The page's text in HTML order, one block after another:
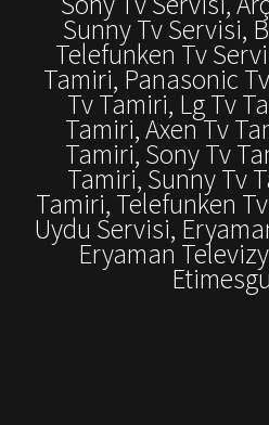
Sunny Tv Servisi,
Telefunken Tv
Tamiri, Panasonic
Tv Tamiri, Lg Tv
Tamiri, Axen Tv
Tamiri, Sony Tv
Tamiri, Sunny Tv
Tamiri, Telefunken
Uydu Servisi,
Eryaman